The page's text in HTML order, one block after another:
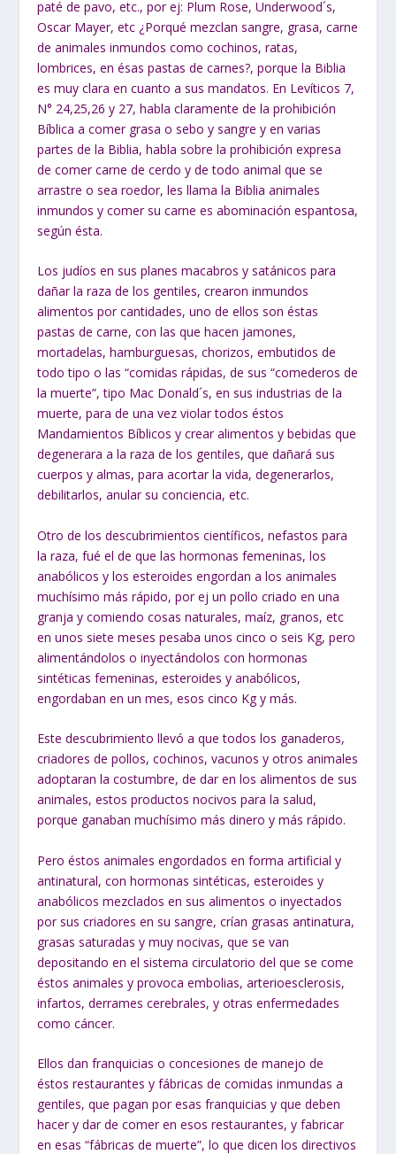
paté de pavo, etc., por ej: Plum Rose, Underwood´s,
Oscar Mayer, etc ¿Porqué mezclan sangre, grasa, carne
de animales inmundos como cochinos, ratas,
lombrices, en ésas pastas de carnes?, porque la Biblia
es muy clara en cuanto a sus mandatos. En Levíticos 7,
N° 24,25,26 y 27, habla claramente de la prohibición
Bíblica a comer grasa o sebo y sangre y en varias
partes de la Biblia, habla sobre la prohibición expresa
de comer carne de cerdo y de todo animal que se
arrastre o sea roedor, les llama la Biblia animales
inmundos y comer su carne es abominación espantosa,
según ésta.
Los judíos ensus planes macabros y satánicospara
dañar la raza de los gentiles, crearon inmundos
alimentos por cantidades, uno de ellos son éstas
pastas de carne, con las que hacen jamones,
mortadelas, hamburguesas, chorizos, embutidos de
todo tipo o las “comidas rápidas, de sus “comederos de
la muerte”, tipo Mac Donald´s, en sus industrias de la
muerte, para de una vez violar todos éstos
Mandamientos Bíblicos y crear alimentos y bebidas que
degenerara a la raza de los gentiles, que dañará sus
cuerpos y almas, para acortar la vida, degenerarlos,
debilitarlos, anular su conciencia, etc.
Otro de los descubrimientos científicos, nefastos para
la raza, fué el de que las hormonas femeninas, los
anabólicos y los esteroides engordan a los animales
muchísimo más rápido, por ej un pollo criado en una
granja y comiendo cosas naturales, maíz, granos, etc
en unos siete meses pesaba unos cinco o seis Kg, pero
alimentándolos o inyectándolos con hormonas
sintéticas femeninas, esteroides y anabólicos,
engordaban en un mes, esos cinco Kg y más.
Este descubrimiento llevó a que todos los ganaderos,
criadores de pollos, cochinos, vacunos y otros animales
adoptaran la costumbre, de dar en los alimentos de sus
animales, estos productos nocivos para la salud,
porque ganaban muchísimo más dinero y más rápido.
Pero éstos animales engordados en forma artificial y
antinatural, con hormonas sintéticas, esteroides y
anabólicos mezclados en sus alimentos o inyectados
por sus criadores en su sangre, crían grasas antinatura,
grasas saturadas y muy nocivas, que se van
depositando en el sistema circulatorio del que se come
éstos animales y provoca embolias, arterioesclerosis,
infartos, derrames cerebrales, y otras enfermedades
como cáncer.
Ellos dan franquicias o concesiones de manejo de
éstos restaurantes y fábricas de comidas inmundas a
gentiles, que pagan por esas franquicias y que deben
hacer y dar de comer en esos restaurantes, y fabricar
en esas “fábricas de muerte”, lo que dicen los directivos